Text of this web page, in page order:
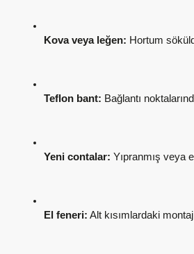
Kova veya leğen: Hortum
Teflon bant: Bağlantı
Yeni contalar: Yıpranmış veya
El feneri: Alt kısımlardaki